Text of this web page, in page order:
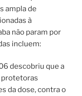
ampla de
à
não param por
incluem:
descobriu que a
protetoras
da dose, contra o